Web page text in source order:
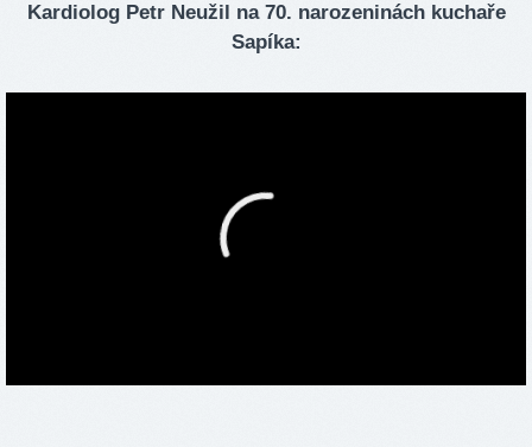
Kardiolog Petr Neužil na 70. narozeninách kuchaře
Sapíka: